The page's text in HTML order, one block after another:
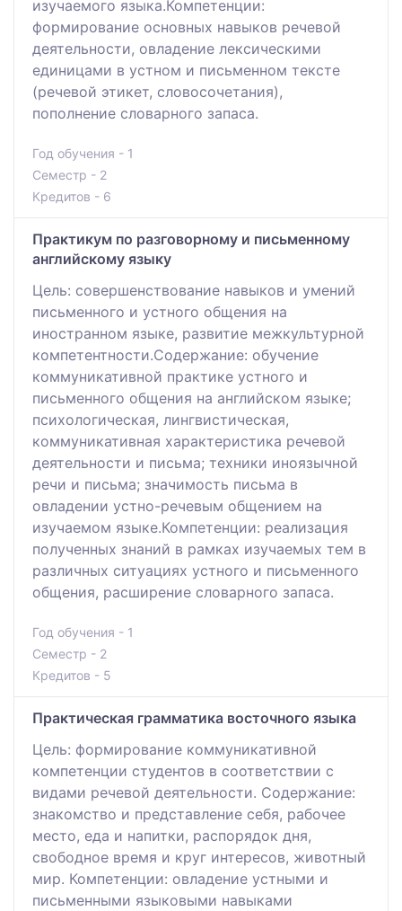
изучаемого языка.Компетенции:
формирование основных навыков речевой
деятельности, овладение лексическими
единицами в устном и письменном тексте
(речевой этикет, словосочетания),
пополнение словарного запаса.
Год обучения - 1
Семестр - 2
Кредитов - 6
Практикум по разговорному и письменному
английскому языку
Цель: совершенствование навыков и умений
письменного и устного общения на
иностранном языке, развитие межкультурной
компетентности.Содержание: обучение
коммуникативной практике устного и
письменного общения на английском языке;
психологическая, лингвистическая,
коммуникативная характеристика речевой
деятельности и письма; техники иноязычной
речи и письма; значимость письма в
овладении устно-речевым общением на
изучаемом языке.Компетенции: реализация
полученных знаний в рамках изучаемых тем в
различных ситуациях устного и письменного
общения, расширение словарного запаса.
Год обучения - 1
Семестр - 2
Кредитов - 5
Практическая грамматика восточного языка
Цель: формирование коммуникативной
компетенции студентов в соответствии с
видами речевой деятельности. Содержание:
знакомство и представление себя, рабочее
место, еда и напитки, распорядок дня,
свободное время и круг интересов, животный
мир. Компетенции: овладение устными и
письменными языковыми навыками